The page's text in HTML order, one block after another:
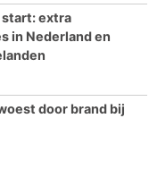
start: extra
in Nederland en
door brand bij